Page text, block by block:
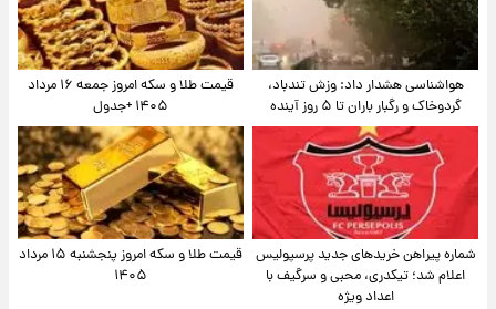
هواشناسی هشدار داد: وزش تندباد،
گردوخاک و رگبار باران تا ۵ روز آینده
قیمت طلا و سکه امروز جمعه ۱۶ مرداد
۱۴۰۵ +جدول
شماره پیراهن خریدهای جدید پرسپولیس
اعلام شد؛ تیکدری، محبی و سرگیف با
اعداد ویژه
قیمت طلا و سکه امروز پنجشنبه ۱۵ مرداد
۱۴۰۵